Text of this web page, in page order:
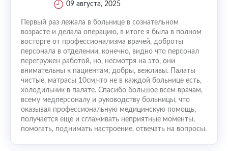
09 августа, 2025
Первый раз лежала в больнице в сознательном
возрасте и делала операцию, в итоге я была в полном
восторге от профессионализма врачей, доброты
персонала в отделении, конечно, видно что персонал
перегружен работой, но, несмотря на это, они
внимательны к пациентам, добры, вежливы. Палаты
чистые, матрасы 10см,что не в каждой больнице есть,
холодильник в палате. Спасибо большое всем врачам,
всему медперсоналу и руководству больницы, что
оказывая профессиональную медицинскую помощь,
получается еще и сглаживать неприятные моменты,
помогать, поднимать настроение, отвечать на вопросы.